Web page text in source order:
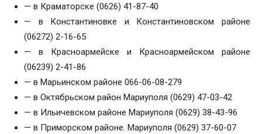
— в Краматорске (0626) 41-87-40
— в Константиновке и Константиновском районе
(06272) 2-16-65
— в Красноармейске и Красноармейском районе
(06239) 2-41-86
— в Марьинском районе 066-06-08-279
— в Октябрьском район Мариуполя (0629) 47-03-42
— в Ильичевском районе Мариуполя (0629) 38-43-96
— в Приморском районе. Мариуполя (0629) 37-60-07